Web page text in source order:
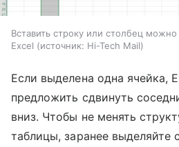
Вставить строку или столбец можно
Excel
источник: Hi-Tech Mail
Если выделена одна ячейка,
предложить сдвинуть
вниз. Чтобы не менять
таблицы, заранее выделяйте